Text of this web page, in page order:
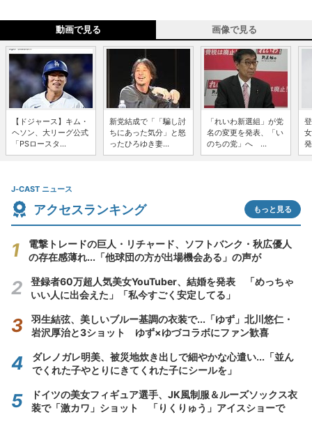
動画で見る 画像で見る
【ドジャース】キム・
ヘソン、大リーグ公式
「PSロースタ...
新党結成で「「騙し討
ちにあった気分」と怒
ったひろゆき妻...
「れいわ新選組」が党
名の変更を発表、「い
のちの党」へ ...
J-CAST ニュース
アクセスランキング もっと見る
電撃トレードの巨人・リチャード、ソフトバンク・秋広優人
の存在感薄れ...「他球団の方が出場機会ある」の声が
登録者60万超人気美女YouTuber、結婚を発表 「めっちゃ
いい人に出会えた」「私今すごく安定してる」
羽生結弦、美しいブルー基調の衣装で...「ゆず」北川悠仁・
岩沢厚治と3ショット ゆず×ゆづコラボにファン歓喜
ダレノガレ明美、被災地炊き出しで細やかな心遣い...「並ん
でくれた子やとりにきてくれた子にシールを」
ドイツの美女フィギュア選手、JK風制服＆ルーズソックス衣
装で「激カワ」ショット 「りくりゅう」アイスショーで